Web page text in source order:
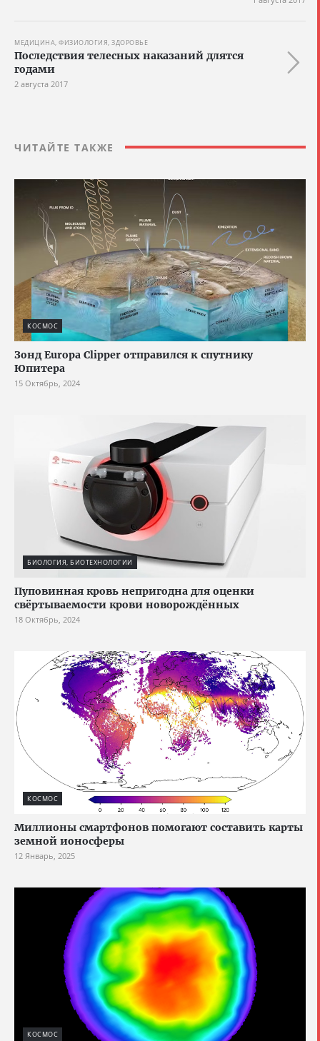
МЕДИЦИНА, ФИЗИОЛОГИЯ, ЗДОРОВЬЕ
Последствия телесных наказаний длятся
годами
2 августа 2017
ЧИТАЙТЕ ТАКЖЕ
КОСМОС
Зонд Europa Clipper отправился к спутнику
Юпитера
15 Октябрь, 2024
БИОЛОГИЯ, БИОТЕХНОЛОГИИ
Пуповинная кровь непригодна для оценки
свёртываемости крови новорождённых
18 Октябрь, 2024
КОСМОС
Миллионы смартфонов помогают составить карты
земной ионосферы
12 Январь, 2025
КОСМОС